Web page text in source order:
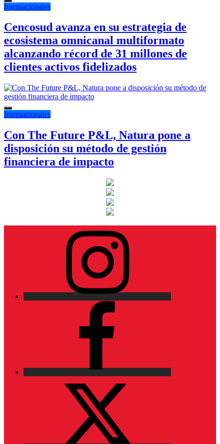
Internacionales
Cencosud avanza en su estrategia de
ecosistema omnicanal multiformato
alcanzando récord de 31 millones de
clientes activos fidelizados
Internacionales
Con The Future P&L, Natura pone a
disposición su método de gestión
financiera de impacto